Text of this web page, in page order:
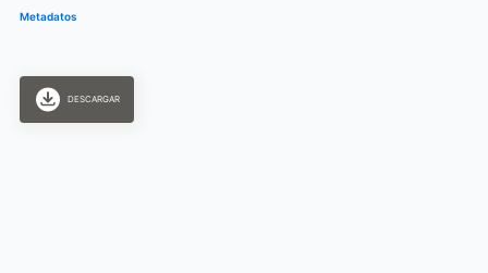
Metadatos
DESCARGAR